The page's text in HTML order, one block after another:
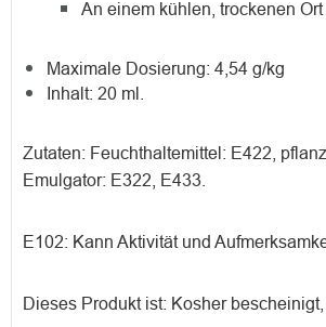
An einem kühlen, trockenen
Maximale Dosierung: 4,54 g/kg
Inhalt: 20 ml.
Zutaten: Feuchthaltemittel: E422,
Emulgator: E322, E433.
E102: Kann Aktivität und
Dieses Produkt ist: Kosher